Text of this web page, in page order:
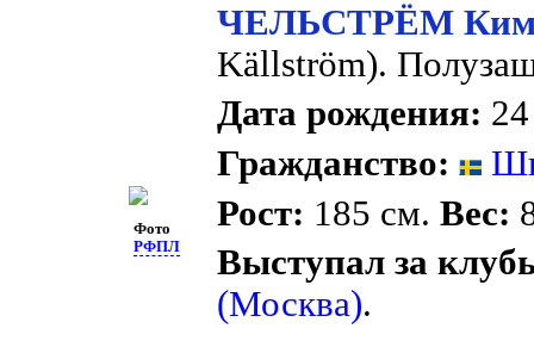
Фото
РФПЛ
ЧЕЛЬСТРЁМ Ким
Källström).
Дата рождения:
Гражданство:
Рост: 185 см. Вес:
Выступал за
(Москва).